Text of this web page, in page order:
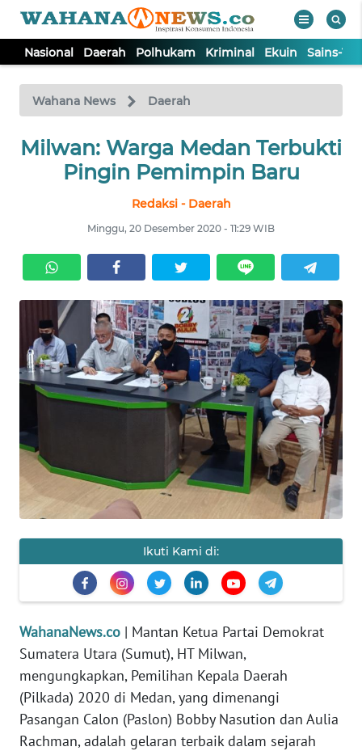
Nasional Daerah Polhukam Kriminal Ekuin Sains-
Wahana News Daerah
Milwan: Warga Medan Terbukti
Pingin Pemimpin Baru
Redaksi - Daerah
Minggu, 20 Desember 2020 - 11:29 WIB
Ikuti Kami di:
WahanaNews.co | Mantan Ketua Partai Demokrat
Sumatera Utara (Sumut), HT Milwan,
mengungkapkan, Pemilihan Kepala Daerah
(Pilkada) 2020 di Medan, yang dimenangi
Pasangan Calon (Paslon) Bobby Nasution dan Aulia
Rachman, adalah gelaran terbaik dalam sejarah
TV
Tutup
NASIONAL
KRIMINAL
EKUIN
SAINS-TEKNO
INTERNASIONAL
SERBA-SERBI
OLAHRAGA
OPINI
EDITORIAL